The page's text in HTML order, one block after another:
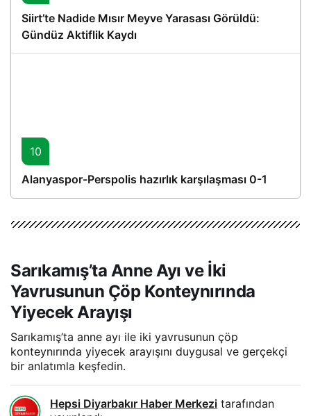
Siirt’te Nadide Mısır Meyve Yarasası Görüldü:
Gündüz Aktiflik Kaydı
10
Alanyaspor-Perspolis hazırlık karşılaşması 0-1
Sarıkamış’ta Anne Ayı ve İki
Yavrusunun Çöp Konteynırında
Yiyecek Arayışı
Sarıkamış’ta anne ayı ile iki yavrusunun çöp
konteynırında yiyecek arayışını duygusal ve gerçekçi
bir anlatımla keşfedin.
Hepsi Diyarbakır Haber Merkezi tarafından